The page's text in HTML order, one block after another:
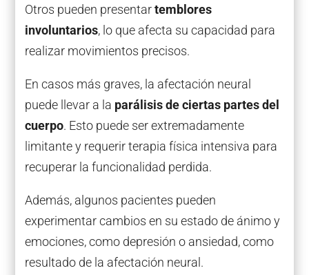
Otros pueden presentartemblores
involuntarios, lo que afecta su capacidad para
realizar movimientos precisos.
En casos más graves, la afectación neural
puede llevar a la parálisis de ciertas partes del
cuerpo. Esto puede ser extremadamente
limitante y requerir terapia física intensiva para
recuperar la funcionalidad perdida.
Además, algunos pacientes pueden
experimentar cambios en su estado de ánimo y
emociones, como depresión o ansiedad, como
resultado de la afectación neural.